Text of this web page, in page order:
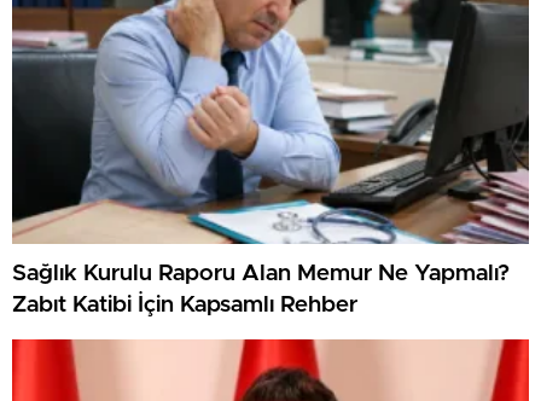
Sağlık Kurulu Raporu Alan Memur Ne Yapmalı?
Zabıt Katibi İçin Kapsamlı Rehber